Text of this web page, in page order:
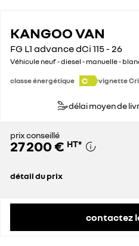
KANGOO VAN
FG L1 advance dCi 115 - 26
Véhicule neuf - diesel - manuelle -
classe énergétique C vignette
délai moyen de
prix conseillé
27 200 € HT*
détail du prix
contactez